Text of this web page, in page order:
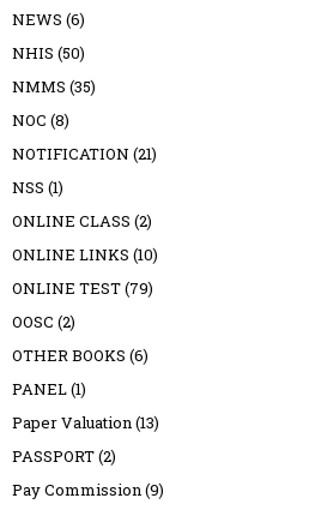
NEWS (6)
NHIS (50)
NMMS (35)
NOC (8)
NOTIFICATION (21)
NSS (1)
ONLINE CLASS (2)
ONLINE LINKS (10)
ONLINE TEST(79)
OOSC (2)
OTHER BOOKS (6)
PANEL(1)
Paper Valuation(13)
PASSPORT(2)
Pay Commission(9)